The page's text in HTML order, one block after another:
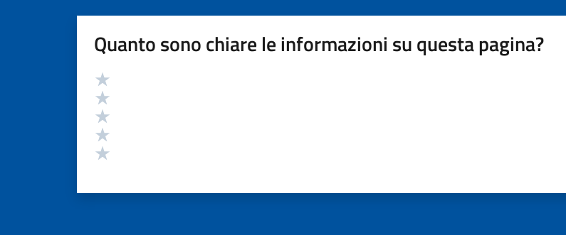
Quanto sono chiare le informazioni su questa pagina?
Valutazione